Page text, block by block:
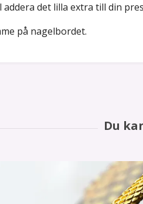
det lilla extra till din
på nagelbordet.